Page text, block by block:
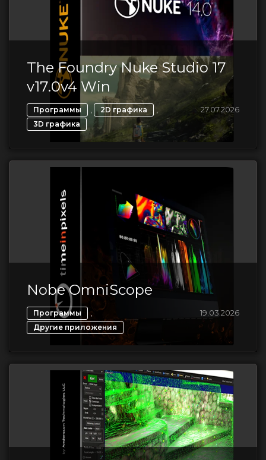
The Foundry Nuke Studio 17
v17.0v4 Win
Программы , 2D графика ,
3D графика
27.07.2026
Nobe OmniScope
Программы ,
Другие приложения
19.03.2026